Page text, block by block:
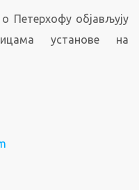
Петерхофу објављују
установе на